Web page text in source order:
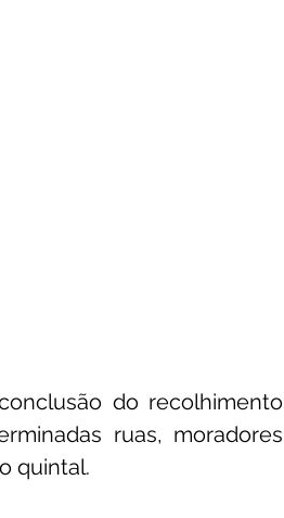
do recolhimento
ruas, moradores
quintal.